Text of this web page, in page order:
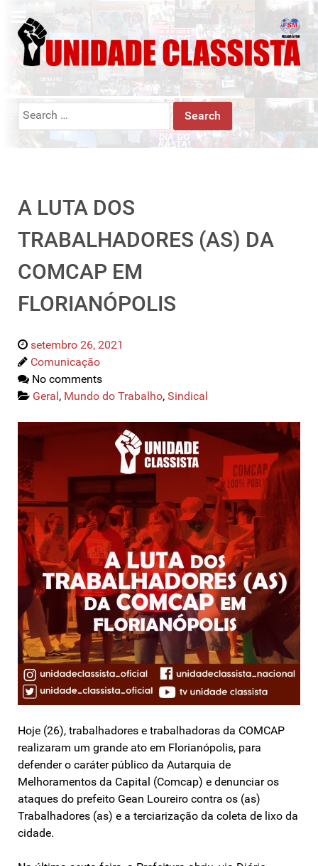
Search
A LUTA DOS
TRABALHADORES (AS) DA
COMCAP EM
FLORIANÓPOLIS
setembro 26, 2021
Comunicação
No comments
Geral, Mundo do Trabalho, Sindical
Hoje (26), trabalhadores e trabalhadoras da COMCAP
realizaram um grande ato em Florianópolis, para
defender o caráter público da Autarquia de
Melhoramentos da Capital (Comcap) e denunciar os
ataques do prefeito Gean Loureiro contra os (as)
Trabalhadores (as) e a terciarização da coleta de lixo da
cidade.